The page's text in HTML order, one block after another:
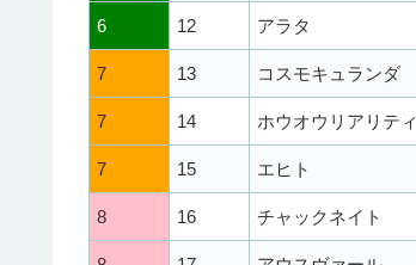
6 12 アラタ
7 13 コスモキュランダ
7 14 ホウオウリアリティ
7 15 エヒト
8 16 チャックネイト